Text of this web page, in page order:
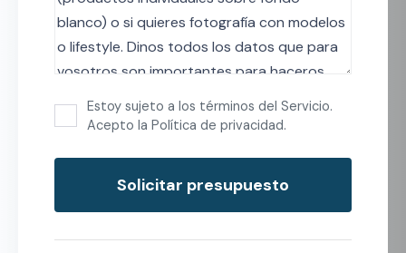
Estoy sujeto a los términos del Servicio.
Acepto la Política de privacidad.